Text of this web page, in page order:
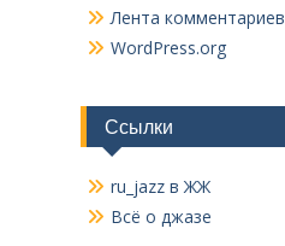
Лента комментариев
WordPress.org
Ссылки
ru_jazz в ЖЖ
Всё о джазе